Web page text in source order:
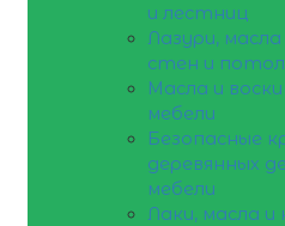
и лестниц
Лазури,
стен и
Масла и
мебели
Безопасные
деревянных
мебели
Лаки, масла и